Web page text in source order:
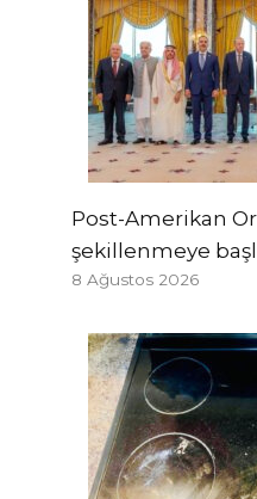
Post-Amerikan
şekillenmeye
8 Ağustos 2026